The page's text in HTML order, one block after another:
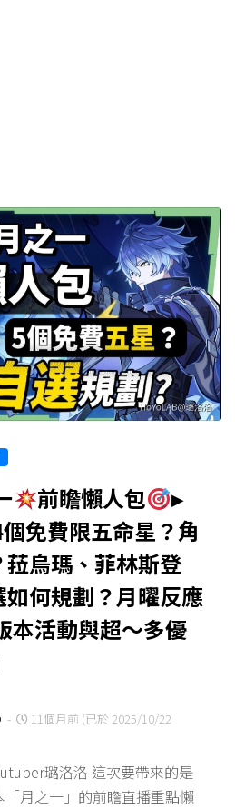
前瞻懶人包
▸
免費限五命星？角
烏瑪、菲林斯登
何規劃？月曜反應
本活動與超～多優
-
11個月前 (已於 2025/10/22
璐洛洛 這次要帶來的是
「月之一」的前瞻直播重點懶